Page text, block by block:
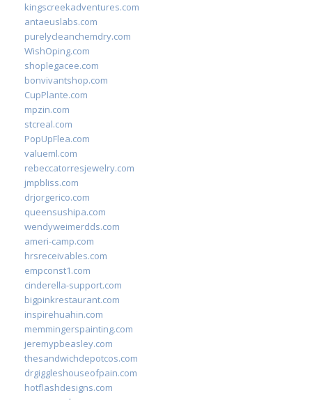
kingscreekadventures.com
antaeuslabs.com
purelycleanchemdry.com
WishOping.com
shoplegacee.com
bonvivantshop.com
CupPlante.com
mpzin.com
stcreal.com
PopUpFlea.com
valueml.com
rebeccatorresjewelry.com
jmpbliss.com
drjorgerico.com
queensushipa.com
wendyweimerdds.com
ameri-camp.com
hrsreceivables.com
empconst1.com
cinderella-support.com
bigpinkrestaurant.com
inspirehuahin.com
memmingerspainting.com
jeremypbeasley.com
thesandwichdepotcos.com
drgiggleshouseofpain.com
hotflashdesigns.com